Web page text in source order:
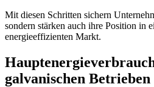
Mit diesen Schritten sichern
sondern stärken auch ihre Position in
energieeffizienten Markt.
galvanischen Betrieben